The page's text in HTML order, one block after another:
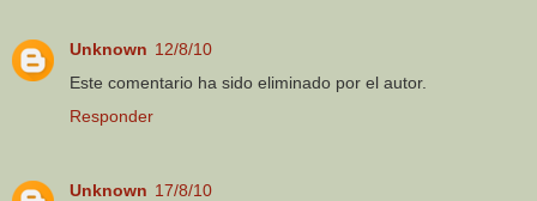
Unknown 12/8/10
Este comentario ha sido eliminado por el autor.
Responder
Unknown 17/8/10